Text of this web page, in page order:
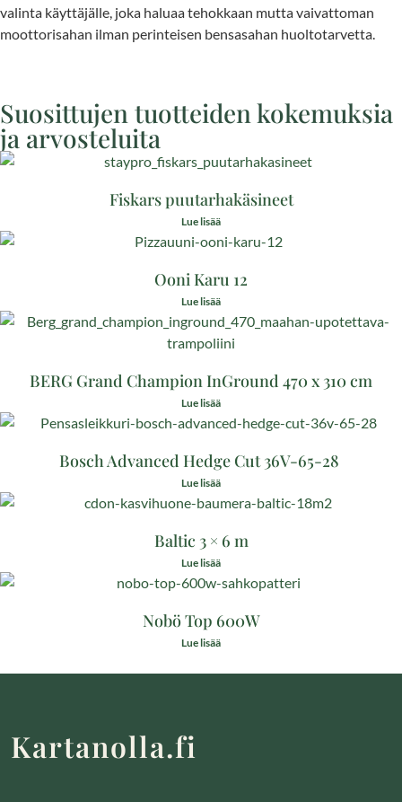
valinta käyttäjälle, joka haluaa tehokkaan mutta vaivattoman
moottorisahan ilman perinteisen bensasahan huoltotarvetta.
Suosittujen tuotteiden kokemuksia
ja arvosteluita
Fiskars puutarhakäsineet
Lue lisää
Ooni Karu 12
Lue lisää
BERG Grand Champion InGround 470 x 310 cm
Lue lisää
Bosch Advanced Hedge Cut 36V-65-28
Lue lisää
Baltic 3 × 6 m
Lue lisää
Nobö Top 600W
Lue lisää
Kartanolla.fi